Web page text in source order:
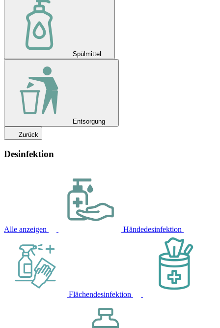
Spülmittel
Entsorgung
Zurück
Desinfektion
Alle anzeigen Händedesinfektion
Flächendesinfektion